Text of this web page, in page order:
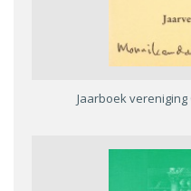
Jaarboek vereniging